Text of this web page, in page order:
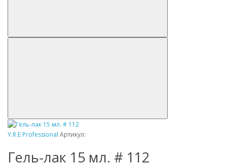
Y.R.E Professional Артикул:
Гель-лак 15 мл. # 112